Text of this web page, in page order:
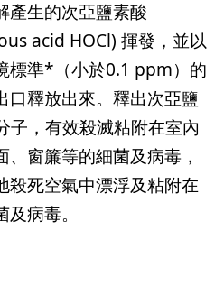
產生的次亞鹽素酸
acid HOCl) 揮發，並以
標準*（小於0.1 ppm）的
口釋放出來。釋出次亞鹽
子，有效殺滅粘附在室內
、窗簾等的細菌及病毒，
殺死空氣中漂浮及粘附在
病毒。